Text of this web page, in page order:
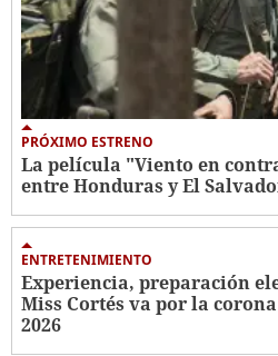
PRÓXIMO ESTRENO
La película "Viento en
entre Honduras y El
ENTRETENIMIENTO
Experiencia, preparación
Miss Cortés va por la
2026